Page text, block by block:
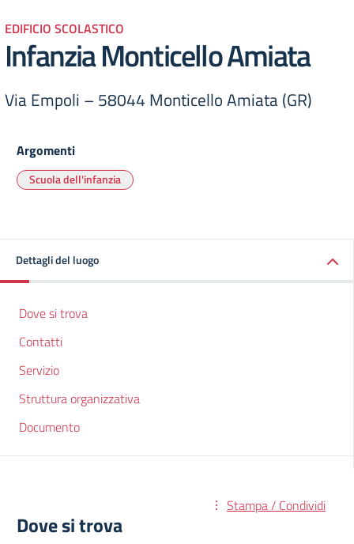
EDIFICIO SCOLASTICO
Infanzia Monticello Amiata
Via Empoli – 58044 Monticello Amiata (GR)
Argomenti
Scuola dell'infanzia
Dettagli del luogo
Dove si trova
Contatti
Servizio
Struttura organizzativa
Documento
Stampa / Condividi
Dove si trova